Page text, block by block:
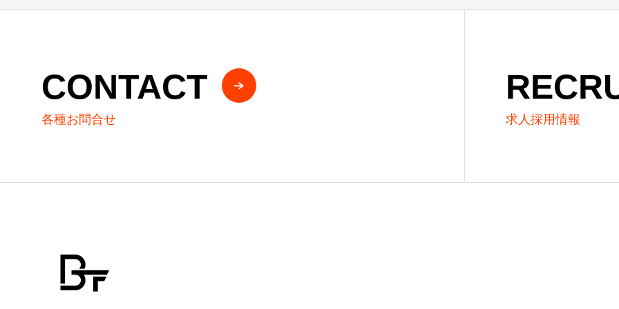
CONTACT
各種お問合せ 求人採用情報